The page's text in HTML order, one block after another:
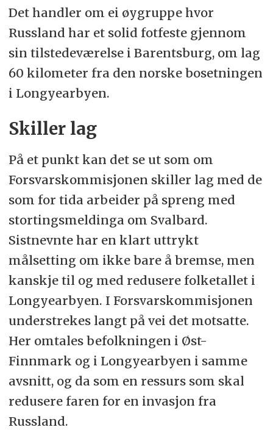
Det handler om ei øygruppe hvor
Russland har et solid fotfeste gjennom
sin tilstedeværelse i Barentsburg, om lag
60 kilometer fra den norske bosetningen
i Longyearbyen.
Skiller lag
På et punkt kan det se ut som om
Forsvarskommisjonen skiller lag med de
som for tida arbeider på spreng med
stortingsmeldinga om Svalbard.
Sistnevnte har en klart uttrykt
målsetting om ikke bare å bremse, men
kanskje til og med redusere folketallet i
Longyearbyen. I Forsvarskommisjonen
understrekes langt på vei det motsatte.
Her omtales befolkningen i Øst-
Finnmark og i Longyearbyen i samme
avsnitt, og da som en ressurs som skal
redusere faren for en invasjon fra
Russland.